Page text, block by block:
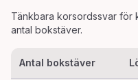
Tänkbara korsordssvar för
antal bokstäver.
Antal bokstäver